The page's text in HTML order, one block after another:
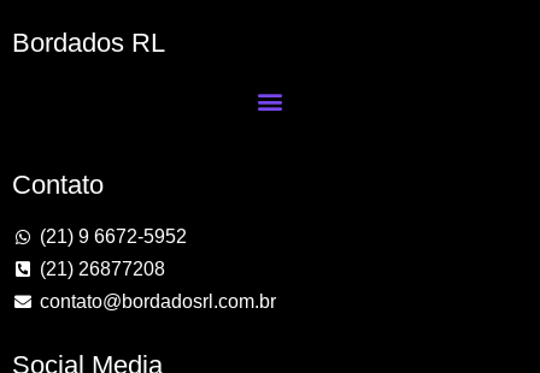
Bordados RL
Contato
(21) 9 6672-5952
(21) 26877208
contato@bordadosrl.com.br
Social Media